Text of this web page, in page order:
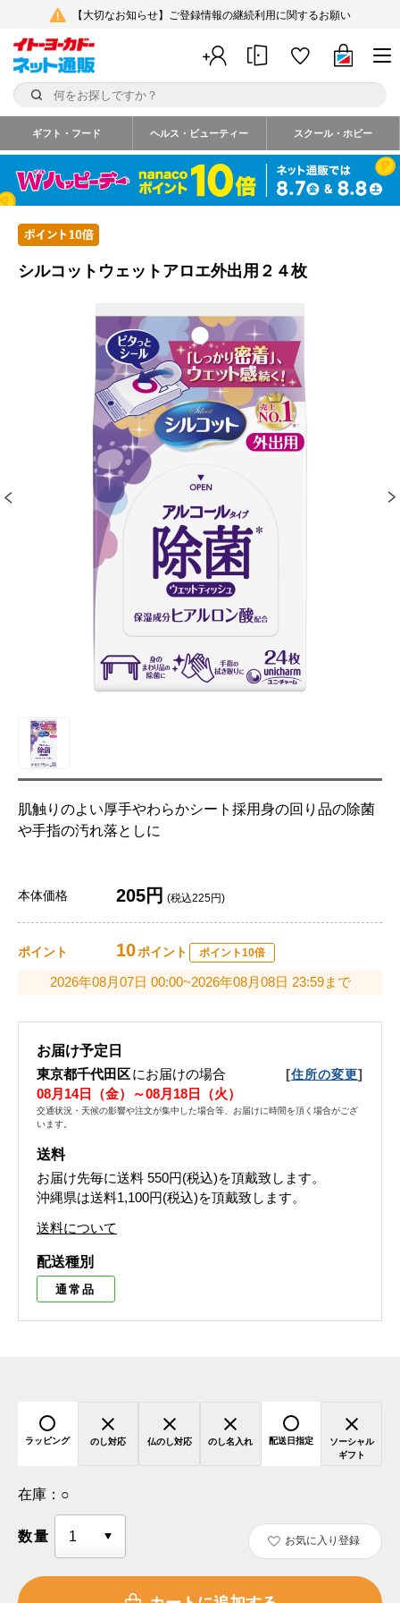
【大切なお知らせ】ご登録情報の継続利用に関するお願い
ギフト・フード ヘルス・ビューティー スクール・ホビー
シルコットウェットアロエ外出用２４枚
肌触りのよい厚手やわらかシート採用身の回り品の除菌
や手指の汚れ落としに
本体価格 205円 (税込225円)
ポイント 10ポイント ポイント10倍
2026年08月07日 00:00~2026年08月08日 23:59まで
お届け予定日
東京都千代田区にお届けの場合 [住所の変更]
08月14日（金）～08月18日（火）
交通状況・天候の影響や注文が集中した場合等、お届けに時間を頂く場合がござ
います。
送料
お届け先毎に送料 550円(税込)を頂戴致します。
沖縄県は送料1,100円(税込)を頂戴致します。
送料について
配送種別
通常品
ラッピング のし対応 仏のし対応 のし名入れ 配送日指定
ソーシャル
ギフト
在庫： ○
数量 お気に入り登録